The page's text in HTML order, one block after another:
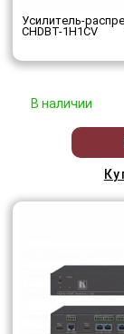
Усилитель-
CHDBT-1H1CV
В наличии